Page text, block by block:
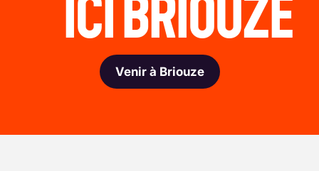
ICI BRIOUZE
Venir à Briouze